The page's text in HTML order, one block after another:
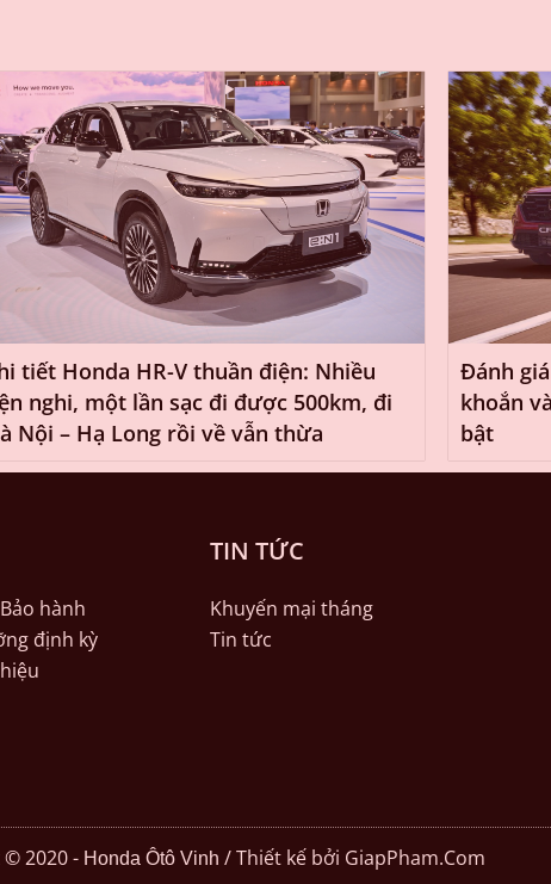
tiết Honda HR-V thuần điện: Nhiều
nghi, một lần sạc đi được 500km, đi
Nội – Hạ Long rồi về vẫn thừa
Đánh
khoắn
bật
hành
định kỳ
TIN TỨC
Khuyến mại tháng
Tin tức
2020 - Honda Ôtô Vinh / Thiết kế bởi GiapPham.Com